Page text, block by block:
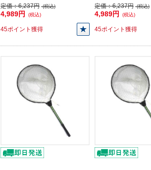
定価：6,237円 (税込)
4,989円 (税込)
45ポイント獲得
定価：6,237円 (税込)
4,989円 (税込)
45ポイント獲得